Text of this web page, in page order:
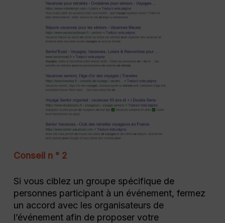
Conseil n ° 2
Si vous ciblez un groupe spécifique de
personnes participant à un événement, fermez
un accord avec les organisateurs de
l’événement afin de proposer votre